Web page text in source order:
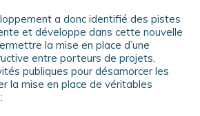
a donc identifié des pistes
et développe dans cette nouvelle
la mise en place d’une
entre porteurs de projets,
publiques pour désamorcer les
la mise en place de véritables